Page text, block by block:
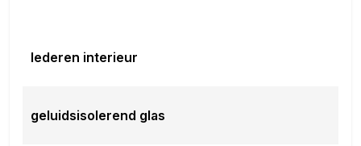
lederen interieur
geluidsisolerend glas